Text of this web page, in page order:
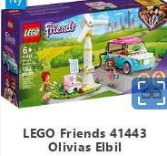
Snabbvy
LEGO Friends 41443
Olivias Elbil